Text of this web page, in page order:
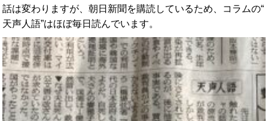
話は変わりますが、朝日新聞を購読しているため、コラムの“
天声人語”はほぼ毎日読んでいます。